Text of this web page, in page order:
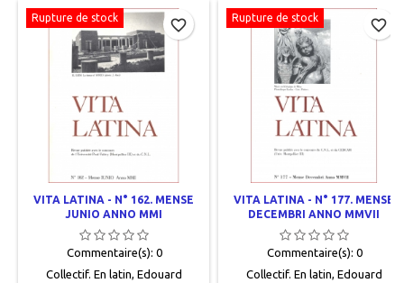
Rupture de stock
VITA LATINA - N° 162. MENSE
JUNIO ANNO MMI
Commentaire(s): 0
Collectif. En latin, Edouard
favorite_border Rupture de stock
VITA LATINA - N° 177. MENSE
DECEMBRI ANNO MMVII
Commentaire(s): 0
Collectif. En latin, Edouard
favorite_border